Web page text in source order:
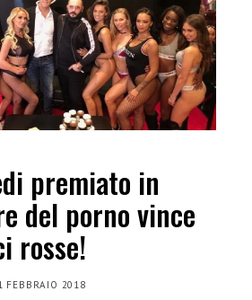
premiato in
del porno vince
rosse!
FEBBRAIO 2018